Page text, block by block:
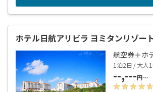
ホテル日航アリビラ ヨミタンリゾー
航空券＋ホ
1泊2日 / 大人
--,---円～